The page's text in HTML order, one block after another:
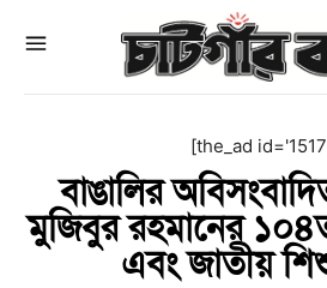
[the_ad
বাঙালির
মুজিবুর রহমানের
এবং জাতীয়